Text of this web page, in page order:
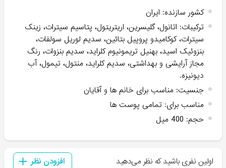
کشور سازنده: ایران
ترکیبات: اتانول، گلیسرین، اریتریتول، پتاسیم سیترات، زینک
سیترات، کوکامیدو پروپیل بتائین، سدیم لوریل سولفات،
بنزوئیک اسید، بهنیل تریمونیوم کلراید، سدیم بنزوات، رنگ
مجاز آرایشی و بهداشتی، سدیم کلراید، منتول، تیمول، آب
دیونیزه.
جنسیت: مناسب برای خانم ها و آقایان
مناسب برای: تمامی پوست ها
حجم: 400 میل
اولین نفری باشید که نظر می‌دهید افزودن نظر